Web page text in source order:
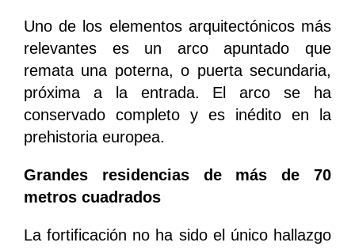
Uno de los elementos arquitectónicos más
relevantes es un arco apuntado que
remata una poterna, o puerta secundaria,
próxima a la entrada. El arco se ha
conservado completo y es inédito en la
prehistoria europea.
Grandes residencias de más de 70
metros cuadrados
La fortificación no ha sido el único hallazgo